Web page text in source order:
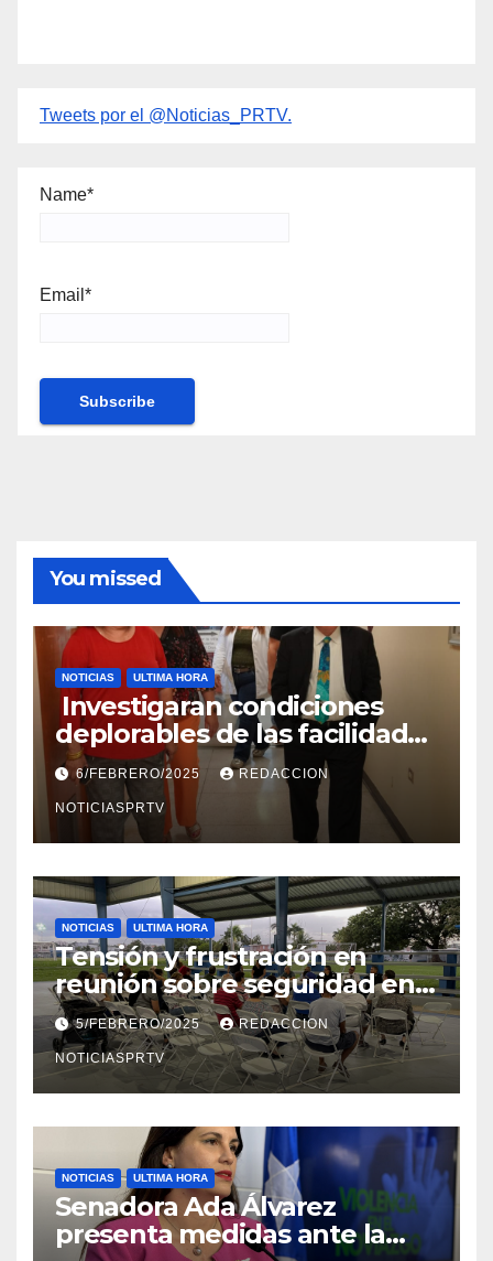
Tweets por el @Noticias_PRTV.
Name*
Email*
You missed
NOTICIAS ULTIMA HORA
Investigaran condiciones
deplorables de las facilidades
el Departamento de la Salud
en Mayagüez
6/FEBRERO/2025 REDACCION
NOTICIASPRTV
NOTICIAS ULTIMA HORA
Tensión y frustración en
reunión sobre seguridad en
Reparto Metropolitano
5/FEBRERO/2025 REDACCION
NOTICIASPRTV
NOTICIAS ULTIMA HORA
Senadora Ada Álvarez
presenta medidas ante la